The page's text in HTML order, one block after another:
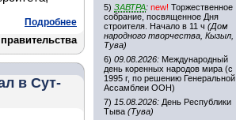
Подробнее
в Сут-
5) ЗАВТРА: new! Торжественное
собрание, посвященное Дня
строителя. Начало в 11 ч (Дом
народного творчества, Кызыл,
Тува)
6) 09.08.2026: Международный
день коренных народов мира (с
1995 г, по решению Генеральной
Ассамблеи ООН)
7) 15.08.2026: День Республики
Тыва (Тува)